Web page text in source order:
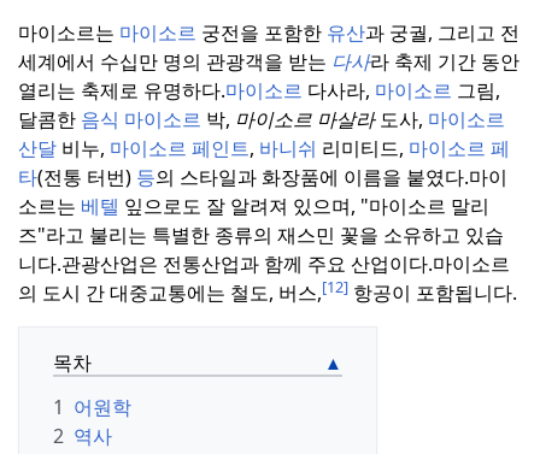
마이소르는 마이소르 궁전을 포함한 유산과 궁궐, 그리고 전
세계에서 수십만 명의 관광객을 받는 다사라 축제 기간 동안
열리는 축제로 유명하다.마이소르 다사라, 마이소르 그림,
달콤한 음식 마이소르 박, 마이소르 마살라도사, 마이소르
산달 비누, 마이소르 페인트, 바니쉬 리미티드, 마이소르 페
타(전통 터번) 등의 스타일과 화장품에 이름을 붙였다.마이
소르는 베텔 잎으로도 잘 알려져 있으며, "마이소르 말리
즈"라고 불리는 특별한 종류의 재스민 꽃을 소유하고 있습
니다.관광산업은 전통산업과 함께 주요 산업이다.마이소르
의 도시 간 대중교통에는 철도, 버스,[12] 항공이 포함됩니다.
목차
1 어원학
2 역사